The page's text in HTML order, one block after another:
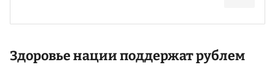
Здоровье нации поддержат рублем